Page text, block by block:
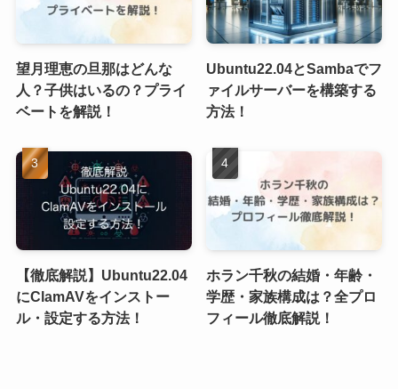
望月理恵の旦那はどんな
人？子供はいるの？プライ
ベートを解説！
Ubuntu22.04とSambaでフ
ァイルサーバーを構築する
方法！
【徹底解説】Ubuntu22.04
にClamAVをインストー
ル・設定する方法！
ホラン千秋の結婚・年齢・
学歴・家族構成は？全プロ
フィール徹底解説！